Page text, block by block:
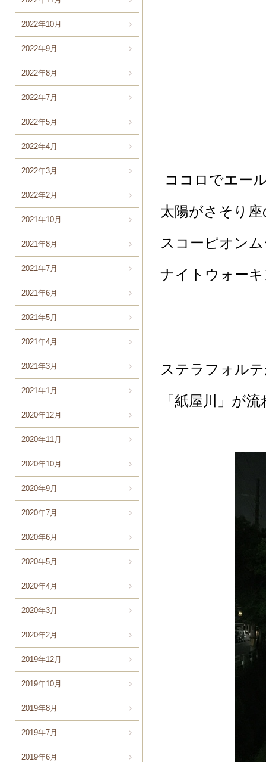
2022年10月
2022年9月
2022年8月
2022年7月
2022年5月
2022年4月
2022年3月
2022年2月
2021年10月
2021年8月
2021年7月
2021年6月
2021年5月
2021年4月
2021年3月
2021年1月
2020年12月
2020年11月
2020年10月
2020年9月
2020年7月
2020年6月
2020年5月
2020年4月
2020年3月
2020年2月
2019年12月
2019年10月
2019年8月
2019年7月
2019年6月
ココロでエー
太陽がさそり
スコーピオン
ナイトウォー
ステラフォル
「紙屋川」が